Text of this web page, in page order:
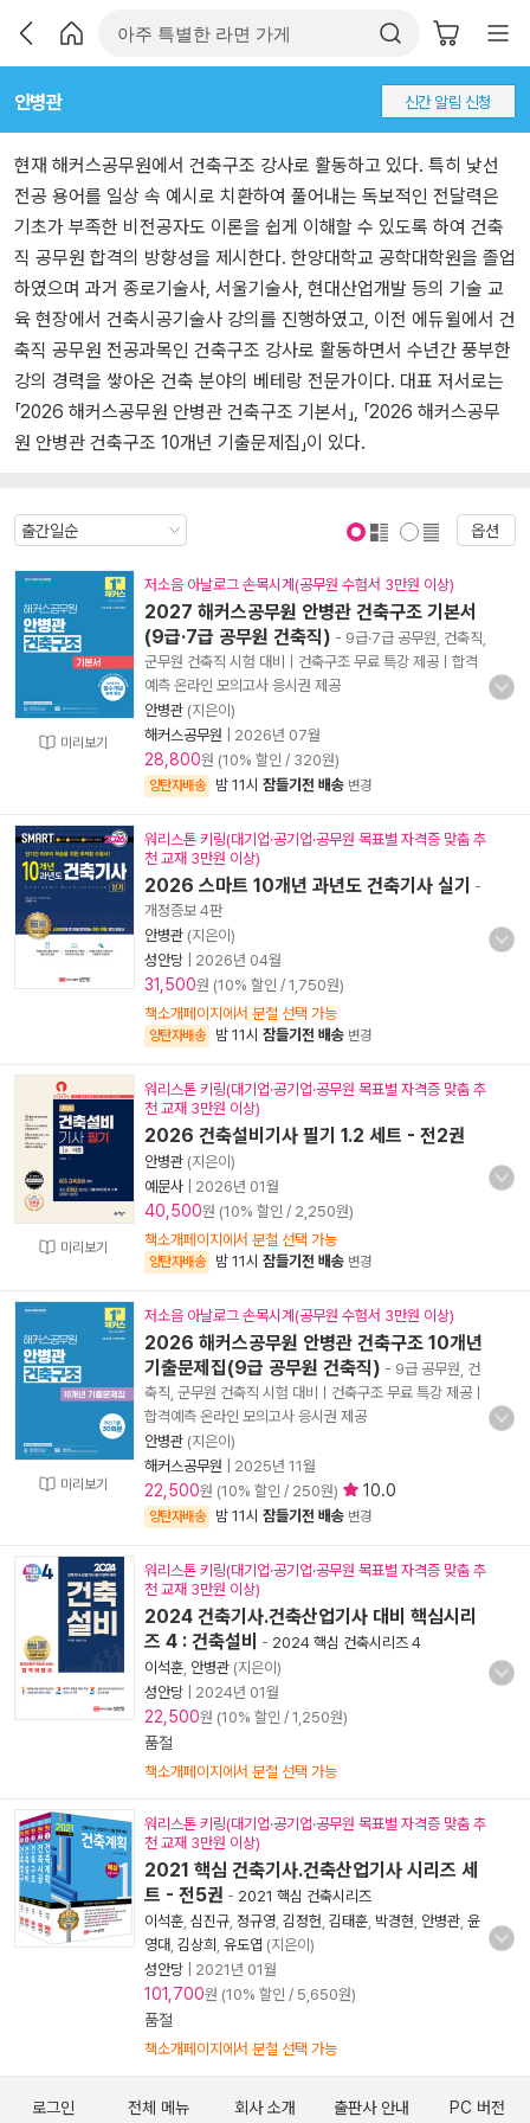
안병관 신간 알림 신청
현재 해커스공무원에서 건축구조 강사로 활동하고 있다. 특히 낯선
전공 용어를 일상 속 예시로 치환하여 풀어내는 독보적인 전달력은
기초가 부족한 비전공자도 이론을 쉽게 이해할 수 있도록 하여 건축
직 공무원 합격의 방향성을 제시한다. 한양대학교 공학대학원을 졸업
하였으며 과거 종로기술사, 서울기술사, 현대산업개발 등의 기술 교
육 현장에서 건축시공기술사 강의를 진행하였고, 이전 에듀윌에서 건
축직 공무원 전공과목인 건축구조 강사로 활동하면서 수년간 풍부한
강의 경력을 쌓아온 건축 분야의 베테랑 전문가이다. 대표 저서로는
「2026 해커스공무원 안병관 건축구조 기본서」, 「2026 해커스공무
원 안병관 건축구조 10개년 기출문제집」이 있다.
옵션
미리보기
저소음 아날로그 손목시계(공무원 수험서 3만원 이상)
2027 해커스공무원 안병관 건축구조 기본서
(9급·7급 공무원 건축직) - 9급·7급 공무원, 건축직,
군무원 건축직 시험 대비ㅣ건축구조 무료 특강 제공ㅣ합격
예측 온라인 모의고사 응시권 제공
안병관 (지은이)
해커스공무원
2026년 07월
28,800원 (10% 할인 / 320원)
양탄자배송 밤 11시 잠들기전 배송 변경
워리스톤 키링(대기업·공기업·공무원 목표별 자격증 맞춤 추
천 교재 3만원 이상)
2026 스마트 10개년 과년도 건축기사 실기
-
개정증보 4판
안병관 (지은이)
성안당
2026년 04월
31,500원 (10% 할인 / 1,750원)
책소개페이지에서 분철 선택 가능
양탄자배송 밤 11시 잠들기전 배송 변경
미리보기
워리스톤 키링(대기업·공기업·공무원 목표별 자격증 맞춤 추
천 교재 3만원 이상)
2026 건축설비기사 필기 1.2 세트 - 전2권
안병관 (지은이)
예문사
2026년 01월
40,500원 (10% 할인 / 2,250원)
책소개페이지에서 분철 선택 가능
양탄자배송 밤 11시 잠들기전 배송 변경
미리보기
저소음 아날로그 손목시계(공무원 수험서 3만원 이상)
2026 해커스공무원 안병관 건축구조 10개년
기출문제집(9급 공무원 건축직) - 9급 공무원, 건
축직, 군무원 건축직 시험 대비ㅣ건축구조 무료 특강 제공ㅣ
합격예측 온라인 모의고사 응시권 제공
안병관 (지은이)
해커스공무원
2025년 11월
22,500원 (10% 할인 / 250원) 10.0
양탄자배송 밤 11시 잠들기전 배송 변경
워리스톤 키링(대기업·공기업·공무원 목표별 자격증 맞춤 추
천 교재 3만원 이상)
2024 건축기사.건축산업기사 대비 핵심시리
즈 4 : 건축설비
- 2024 핵심 건축시리즈 4
이석훈 안병관 (지은이)
성안당
2024년 01월
22,500원 (10% 할인 / 1,250원)
품절
책소개페이지에서 분철 선택 가능
워리스톤 키링(대기업·공기업·공무원 목표별 자격증 맞춤 추
천 교재 3만원 이상)
2021 핵심 건축기사.건축산업기사 시리즈 세
트 - 전5권 - 2021 핵심 건축시리즈
이석훈 심진규 정규영 김정헌 김태훈 박경현 안병관 윤
영대 김상희 유도엽 (지은이)
성안당
2021년 01월
101,700원 (10% 할인 / 5,650원)
품절
책소개페이지에서 분철 선택 가능
로그인 전체 메뉴 회사 소개 출판사 안내 PC 버전